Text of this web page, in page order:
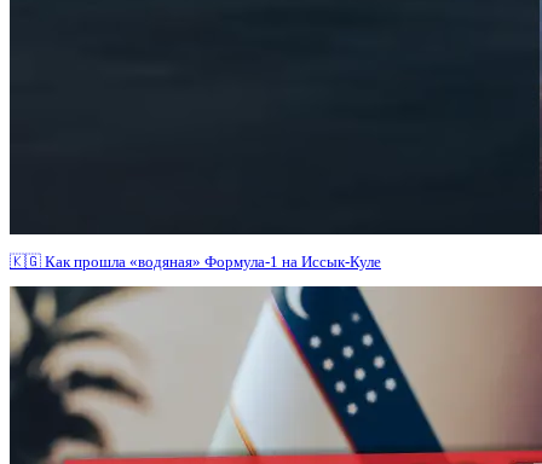
🇰🇬 Как прошла «водяная» Формула-1 на Иссык-Куле